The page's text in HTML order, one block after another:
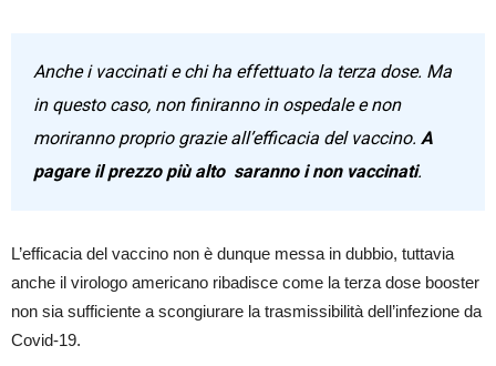
Anche i vaccinati e chi ha effettuato la terza dose. Ma
in questo caso, non finiranno in ospedale e non
moriranno proprio grazie all’efficacia del vaccino. A
pagare il prezzo più alto saranno i non vaccinati.
L’efficacia del vaccino non è dunque messa in dubbio, tuttavia
anche il virologo americano ribadisce come la terza dose booster
non sia sufficiente a scongiurare la trasmissibilità dell’infezione da
Covid-19.